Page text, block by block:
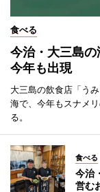
食べる
今治・大三島
今年も出現
大三島の飲食店「う
海で、今年もスナメ
る。
食べる
今治
営む